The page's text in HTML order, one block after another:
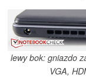
lewy bok: gniazdo
VGA,